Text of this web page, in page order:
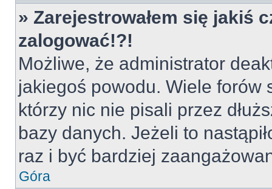
» Zarejestrowałem się jakiś
zalogować!?!
Możliwe, że administrator
jakiegoś powodu. Wiele forów
którzy nic nie pisali przez
bazy danych. Jeżeli to
raz i być bardziej
Góra